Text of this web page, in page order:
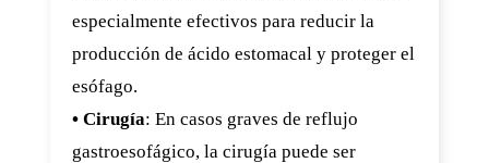
especialmente efectivos para reducir la
producción de ácido estomacal y proteger el
esófago.
• Cirugía: En casos graves de reflujo
gastroesofágico, la cirugía puede ser